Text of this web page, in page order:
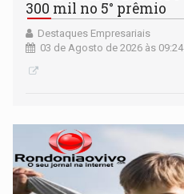
300 mil no 5° prêmio
Destaques Empresariais
03 de Agosto de 2026 às 09:24